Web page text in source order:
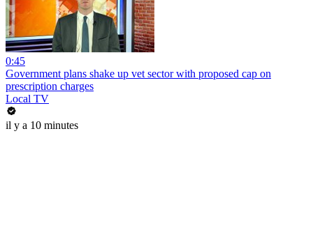
0:45
Government plans shake up vet sector with proposed cap on
prescription charges
Local TV
il y a 10 minutes